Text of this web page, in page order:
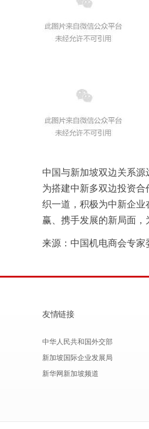
中国与新加坡双边关系
为搭建中新多双边投资
织一道，积极为中新企
赢、携手发展的新局面，
来源：中国机电商会专家
友情链接
中华人民共和国外交部
新加坡国际企业发展局
新华网新加坡频道